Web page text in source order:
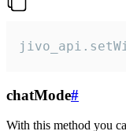
chatMode#
With this method you